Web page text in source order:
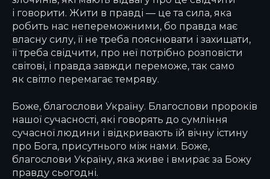
і говорити. Жити в правді — це та сила, яка
робить нас непереможними, бо правда має
власну силу, її не треба пояснювати і захищати,
її треба свідчити, про неї потрібно розповісти
світові, і правда завжди переможе, так само
як світло перемагає темряву.
Боже, благослови Україну. Благослови пророків
нашої сучасності, які говорять до сумління
сучасної людини і відкривають їй вічну істину
про Бога, присутнього між нами. Боже,
благослови Україну, яка живе і вмирає за Божу
правду сьогодні.